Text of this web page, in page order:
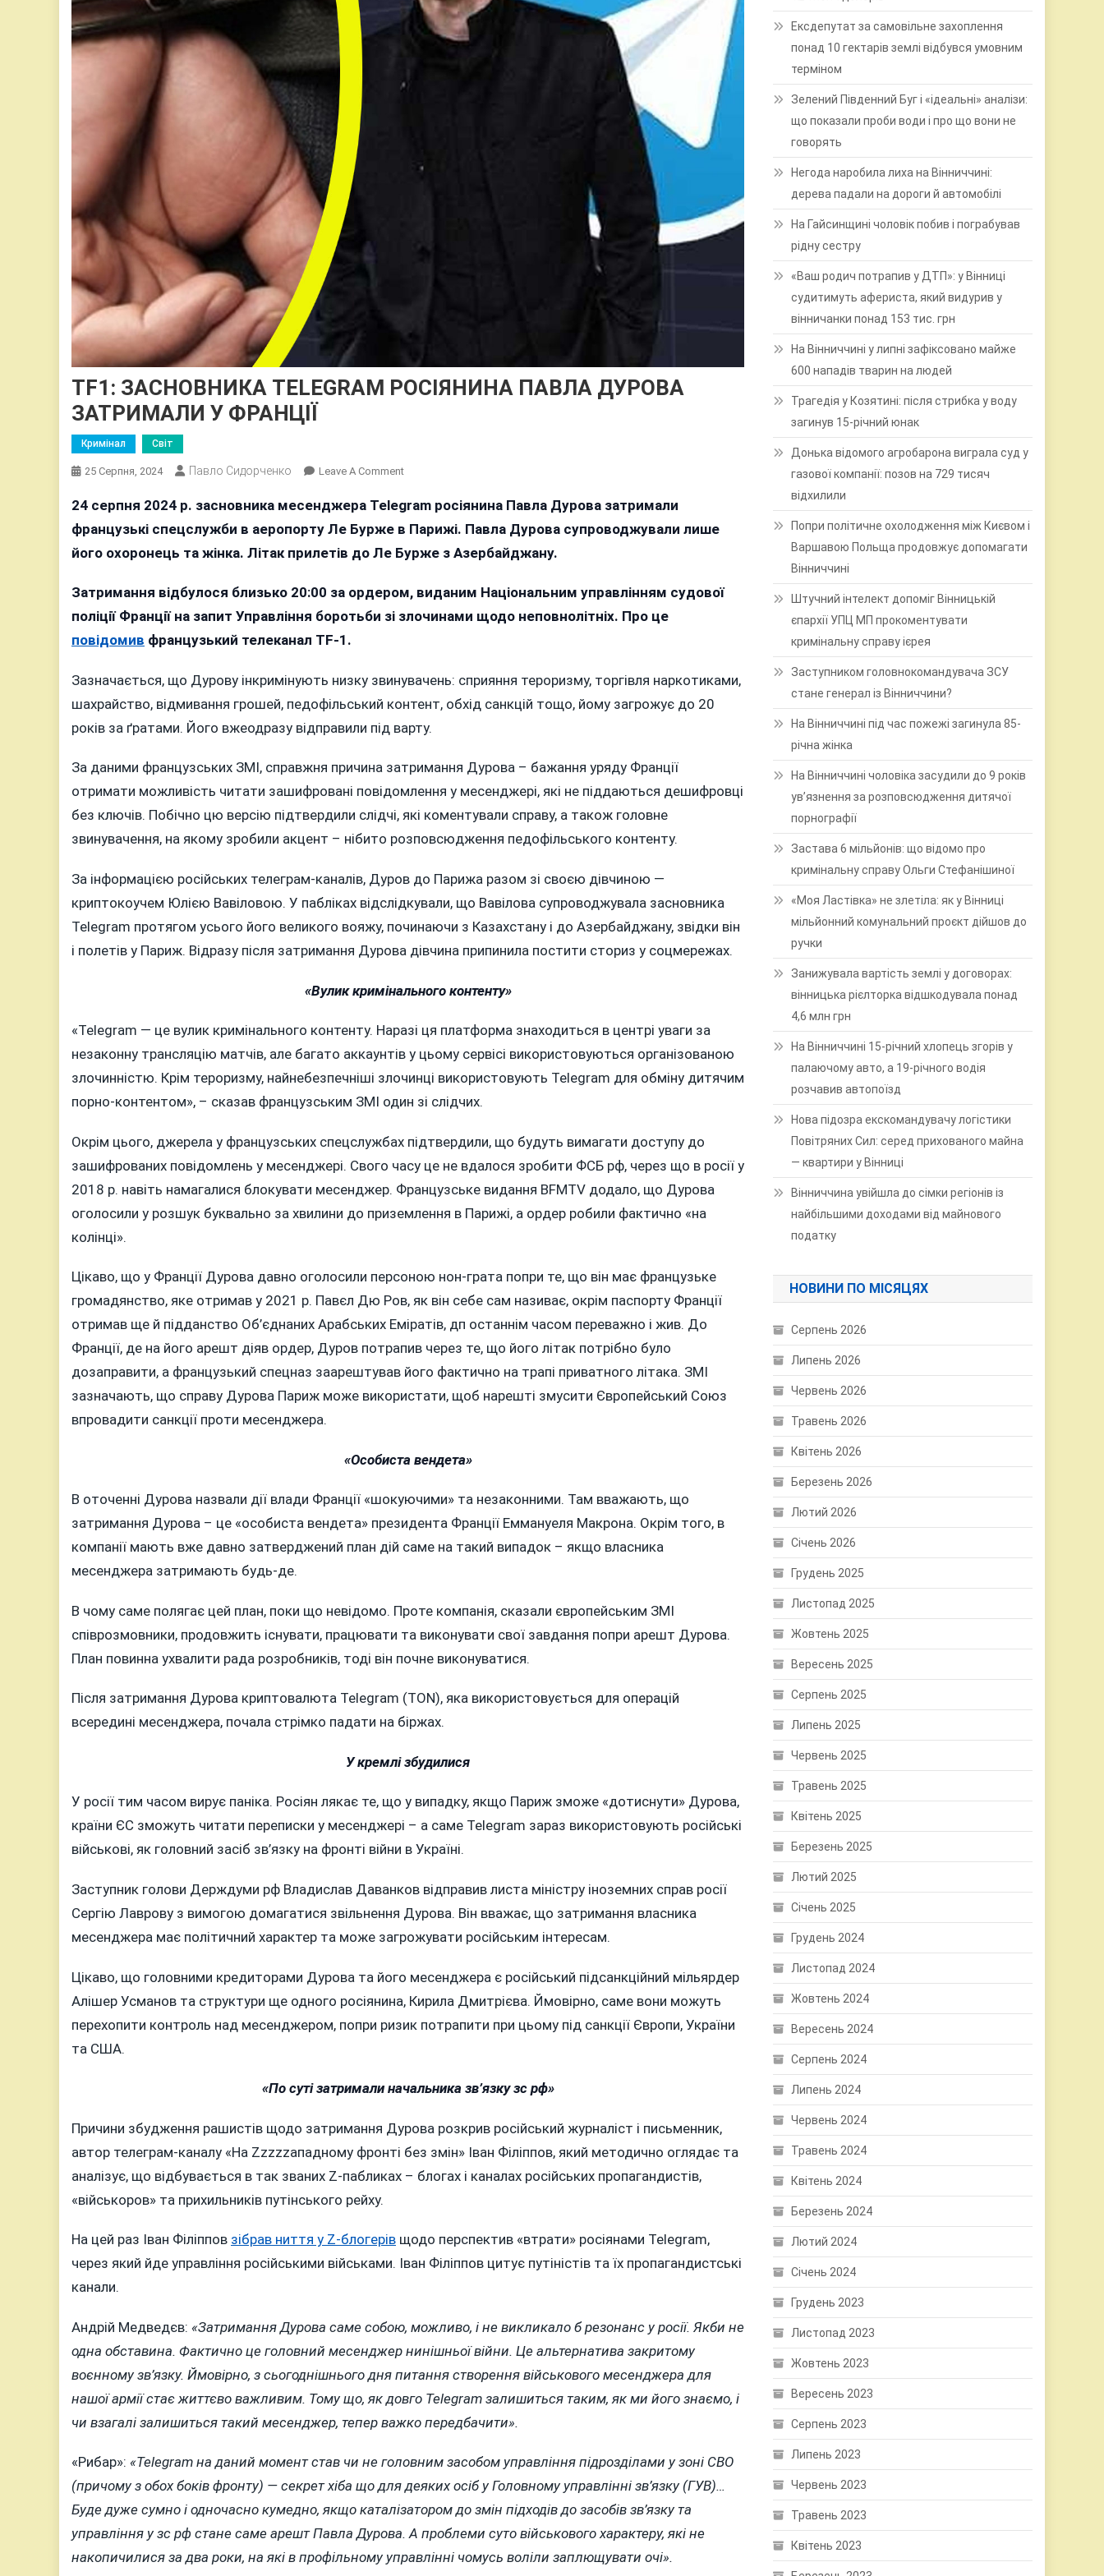
TF1: ЗАСНОВНИКА TELEGRAM РОСІЯНИНА ПАВЛА ДУРОВА
ЗАТРИМАЛИ У ФРАНЦІЇ
Кримінал Світ
25 Серпня, 2024 Павло Сидорченко Leave A CommentOn
ЗАСНОВНИКА
TELEGRAM
РОСІЯНИНА
ЗАТРИМАЛИ
У
24 серпня 2024 р. засновника месенджера Telegram росіянина Павла Дурова затримали
французькі спецслужби в аеропорту Ле Бурже в Парижі. Павла Дурова супроводжували лише
його охоронець та жінка. Літак прилетів до Ле Бурже з Азербайджану.
Затримання відбулося близько 20:00 за ордером, виданим Національним управлінням судової
поліції Франції на запит Управління боротьби зі злочинами щодо неповнолітніх. Про це
повідомив французький телеканал TF-1.
Зазначається, що Дурову інкримінують низку звинувачень: сприяння тероризму, торгівля наркотиками,
шахрайство, відмивання грошей, педофільський контент, обхід санкцій тощо, йому загрожує до 20
років за ґратами. Його вжеодразу відправили під варту.
За даними французських ЗМІ, справжня причина затримання Дурова – бажання уряду Франції
отримати можливість читати зашифровані повідомлення у месенджері, які не піддаються дешифровці
без ключів. Побічно цю версію підтвердили слідчі, які коментували справу, а також головне
звинувачення, на якому зробили акцент – нібито розповсюдження педофільського контенту.
За інформацією російських телеграм-каналів, Дуров до Парижа разом зі своєю дівчиною —
криптокоучем Юлією Вавіловою. У пабліках відслідкували, що Вавілова супроводжувала засновника
Telegram протягом усього його великого вояжу, починаючи з Казахстану і до Азербайджану, звідки він
і полетів у Париж. Відразу після затримання Дурова дівчина припинила постити сториз у соцмережах.
«Вулик кримінального контенту»
«Telegram — це вулик кримінального контенту. Наразі ця платформа знаходиться в центрі уваги за
незаконну трансляцію матчів, але багато аккаунтів у цьому сервісі використовуються організованою
злочинністю. Крім тероризму, найнебезпечніші злочинці використовують Telegram для обміну дитячим
порно-контентом», – сказав французським ЗМІ один зі слідчих.
Окрім цього, джерела у французських спецслужбах підтвердили, що будуть вимагати доступу до
зашифрованих повідомлень у месенджері. Свого часу це не вдалося зробити ФСБ рф, через що в росії у
2018 р. навіть намагалися блокувати месенджер. Французське видання BFMTV додало, що Дурова
оголосили у розшук буквально за хвилини до приземлення в Парижі, а ордер робили фактично «на
колінці».
Цікаво, що у Франції Дурова давно оголосили персоною нон-грата попри те, що він має французьке
громадянство, яке отримав у 2021 р. Павєл Дю Ров, як він себе сам називає, окрім паспорту Франції
отримав ще й підданство Об’єднаних Арабських Еміратів, дп останнім часом переважно і жив. До
Франції, де на його арешт діяв ордер, Дуров потрапив через те, що його літак потрібно було
дозаправити, а французький спецназ заарештував його фактично на трапі приватного літака. ЗМІ
зазначають, що справу Дурова Париж може використати, щоб нарешті змусити Європейський Союз
впровадити санкції проти месенджера.
«Особиста вендета»
В оточенні Дурова назвали дії влади Франції «шокуючими» та незаконними. Там вважають, що
затримання Дурова – це «особиста вендета» президента Франції Еммануеля Макрона. Окрім того, в
компанії мають вже давно затверджений план дій саме на такий випадок – якщо власника
месенджера затримають будь-де.
В чому саме полягає цей план, поки що невідомо. Проте компанія, сказали європейським ЗМІ
співрозмовники, продовжить існувати, працювати та виконувати свої завдання попри арешт Дурова.
План повинна ухвалити рада розробників, тоді він почне виконуватися.
Після затримання Дурова криптовалюта Telegram (TON), яка використовується для операцій
всередині месенджера, почала стрімко падати на біржах.
У кремлі збудилися
У росії тим часом вирує паніка. Росіян лякає те, що у випадку, якщо Париж зможе «дотиснути» Дурова,
країни ЄС зможуть читати переписки у месенджері – а саме Telegram зараз використовують російські
військові, як головний засіб зв’язку на фронті війни в Україні.
Заступник голови Держдуми рф Владислав Даванков відправив листа міністру іноземних справ росії
Сергію Лаврову з вимогою домагатися звільнення Дурова. Він вважає, що затримання власника
месенджера має політичний характер та може загрожувати російським інтересам.
Цікаво, що головними кредиторами Дурова та його месенджера є російський підсанкційний мільярдер
Алішер Усманов та структури ще одного росіянина, Кирила Дмитрієва. Ймовірно, саме вони можуть
перехопити контроль над месенджером, попри ризик потрапити при цьому під санкції Європи, України
та США.
«По суті затримали начальника зв’язку зс рф»
Причини збудження рашистів щодо затримання Дурова розкрив російський журналіст і письменник,
автор телеграм-каналу «На Zzzzzападному фронті без змін» Іван Філіппов, який методично оглядає та
аналізує, що відбувається в так званих Z-пабликах – блогах і каналах російських пропагандистів,
«військоров» та прихильників путінського рейху.
На цей раз Іван Філіппов зібрав ниття у Z-блогерів щодо перспектив «втрати» росіянами Telegram,
через який йде управління російськими військами. Іван Філіппов цитує путіністів та їх пропагандистські
канали.
Андрій Медведєв: «Затримання Дурова саме собою, можливо, і не викликало б резонанс у росії. Якби не
одна обставина. Фактично це головний месенджер нинішньої війни. Це альтернатива закритому
воєнному зв’язку. Ймовірно, з сьогоднішнього дня питання створення військового месенджера для
нашої армії стає життєво важливим. Тому що, як довго Telegram залишиться таким, як ми його знаємо, і
чи взагалі залишиться такий месенджер, тепер важко передбачити».
«Рибар»: «Telegram на даний момент став чи не головним засобом управління підрозділами у зоні СВО
(причому з обох боків фронту) — секрет хіба що для деяких осіб у Головному управлінні зв’язку (ГУВ)…
Буде дуже сумно і одночасно кумедно, якщо каталізатором до змін підходів до засобів зв’язку та
управління у зс рф стане саме арешт Павла Дурова. А проблеми суто військового характеру, які не
накопичилися за два роки, на які в профільному управлінні чомусь воліли заплющувати очі».
Ексдепутат за самовільне захоплення
понад 10 гектарів землі відбувся умовним
терміном
Зелений Південний Буг і «ідеальні» аналізи:
що показали проби води і про що вони не
говорять
Негода наробила лиха на Вінниччині:
дерева падали на дороги й автомобілі
На Гайсинщині чоловік побив і пограбував
рідну сестру
«Ваш родич потрапив у ДТП»: у Вінниці
судитимуть афериста, який видурив у
вінничанки понад 153 тис. грн
На Вінниччині у липні зафіксовано майже
600 нападів тварин на людей
Трагедія у Козятині: після стрибка у воду
загинув 15-річний юнак
Донька відомого агробарона виграла суд у
газової компанії: позов на 729 тисяч
відхилили
Попри політичне охолодження між Києвом і
Варшавою Польща продовжує допомагати
Вінниччині
Штучний інтелект допоміг Вінницькій
єпархії УПЦ МП прокоментувати
кримінальну справу ієрея
Заступником головнокомандувача ЗСУ
стане генерал із Вінниччини?
На Вінниччині під час пожежі загинула 85-
річна жінка
На Вінниччині чоловіка засудили до 9 років
ув’язнення за розповсюдження дитячої
порнографії
Застава 6 мільйонів: що відомо про
кримінальну справу Ольги Стефанішиної
«Моя Ластівка» не злетіла: як у Вінниці
мільйонний комунальний проєкт дійшов до
ручки
Занижувала вартість землі у договорах:
вінницька рієлторка відшкодувала понад
4,6 млн грн
На Вінниччині 15-річний хлопець згорів у
палаючому авто, а 19-річного водія
розчавив автопоїзд
Нова підозра екскомандувачу логістики
Повітряних Сил: серед прихованого майна
— квартири у Вінниці
Вінниччина увійшла до сімки регіонів із
найбільшими доходами від майнового
податку
НОВИНИ ПО МІСЯЦЯХ
Серпень 2026
Липень 2026
Червень 2026
Травень 2026
Квітень 2026
Березень 2026
Лютий 2026
Січень 2026
Грудень 2025
Листопад 2025
Жовтень 2025
Вересень 2025
Серпень 2025
Липень 2025
Червень 2025
Травень 2025
Квітень 2025
Березень 2025
Лютий 2025
Січень 2025
Грудень 2024
Листопад 2024
Жовтень 2024
Вересень 2024
Серпень 2024
Липень 2024
Червень 2024
Травень 2024
Квітень 2024
Березень 2024
Лютий 2024
Січень 2024
Грудень 2023
Листопад 2023
Жовтень 2023
Вересень 2023
Серпень 2023
Липень 2023
Червень 2023
Травень 2023
Квітень 2023